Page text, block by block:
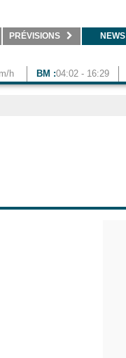
PRÉVISIONS NEWS
h BM :04:02 - 16:29